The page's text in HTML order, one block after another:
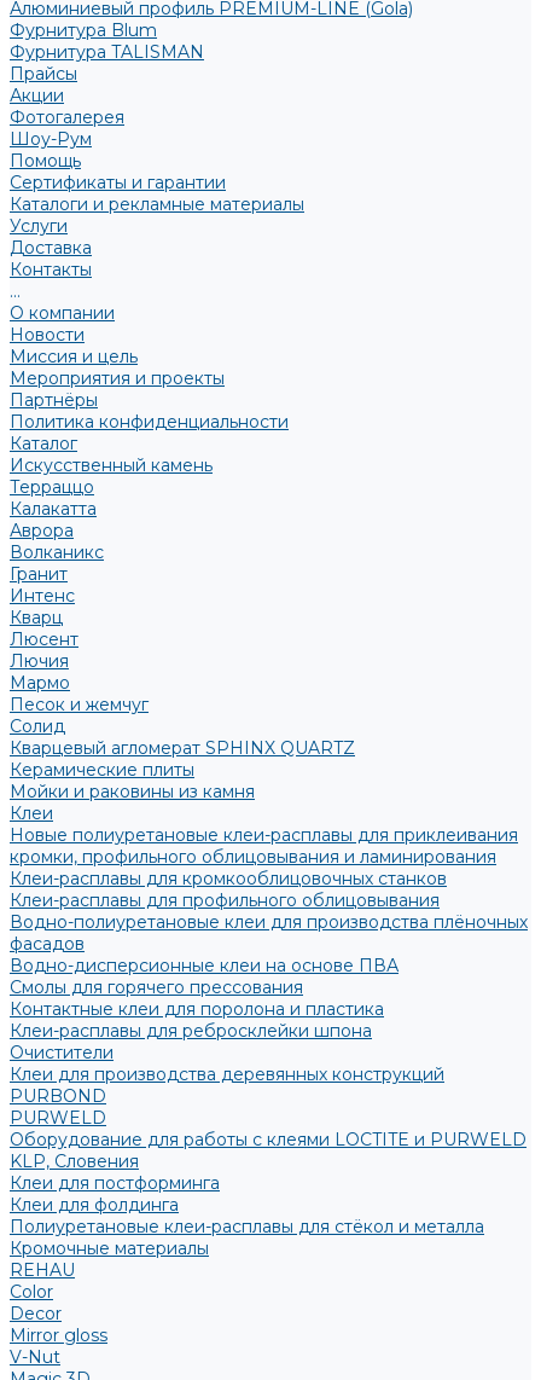
Алюминиевый профиль PREMIUM-LINE (Gola)
Фурнитура Blum
Фурнитура TALISMAN
Прайсы
Акции
Фотогалерея
Шоу-Рум
Помощь
Сертификаты и гарантии
Каталоги и рекламные материалы
Услуги
Доставка
Контакты
...
О компании
Новости
Миссия и цель
Мероприятия и проекты
Партнёры
Политика конфиденциальности
Каталог
Искусственный камень
Терраццо
Калакатта
Аврора
Волканикс
Гранит
Интенс
Кварц
Люсент
Лючия
Мармо
Песок и жемчуг
Солид
Кварцевый агломерат SPHINX QUARTZ
Керамические плиты
Мойки и раковины из камня
Клеи
Новые полиуретановые клеи-расплавы для приклеивания
кромки, профильного облицовывания и ламинирования
Клеи-расплавы для кромкооблицовочных станков
Клеи-расплавы для профильного облицовывания
Водно-полиуретановые клеи для производства плёночных
фасадов
Водно-дисперсионные клеи на основе ПВА
Смолы для горячего прессования
Контактные клеи для поролона и пластика
Клеи-расплавы для ребросклейки шпона
Очистители
Клеи для производства деревянных конструкций
PURBOND
PURWELD
Оборудование для работы с клеями LOCTITE и PURWELD
KLP, Словения
Клеи для постформинга
Клеи для фолдинга
Полиуретановые клеи-расплавы для стёкол и металла
Кромочные материалы
REHAU
Color
Decor
Mirror gloss
V-Nut